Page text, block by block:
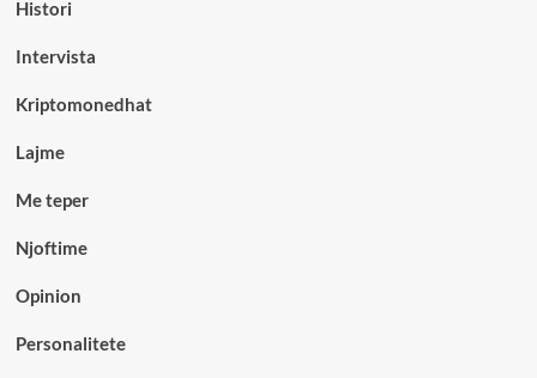
Histori
Intervista
Kriptomonedhat
Lajme
Me teper
Njoftime
Opinion
Personalitete